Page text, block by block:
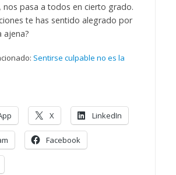
nos pasa a todos en cierto grado.
te has sentido alegrado por
ajena?
Sentirse culpable no es la
X LinkedIn
Facebook